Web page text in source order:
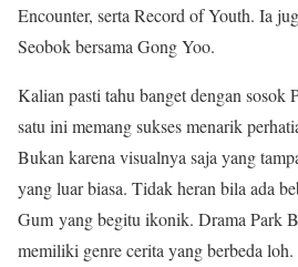
Encounter, serta Record of Youth. Ia
Seobok bersama Gong Yoo.
Kalian pasti tahu banget dengan sosok
satu ini memang sukses menarik
Bukan karena visualnya saja yang
yang luar biasa. Tidak heran bila ada
Gum yang begitu ikonik. Drama Park
memiliki genre cerita yang berbeda